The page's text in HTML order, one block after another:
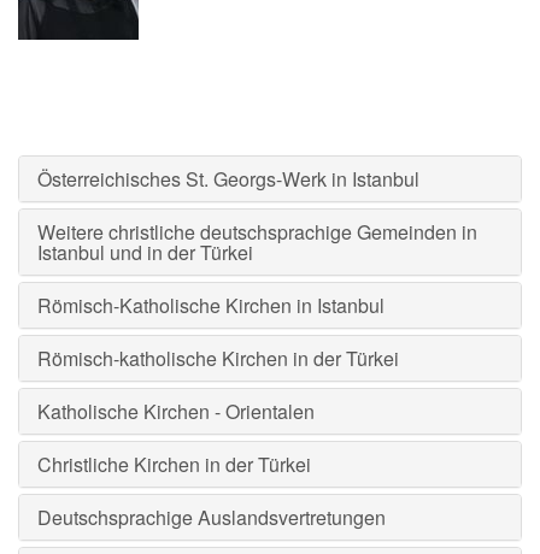
Österreichisches St. Georgs-Werk in Istanbul
Weitere christliche deutschsprachige Gemeinden in
Istanbul und in der Türkei
Römisch-Katholische Kirchen in Istanbul
Römisch-katholische Kirchen in der Türkei
Katholische Kirchen - Orientalen
Christliche Kirchen in der Türkei
Deutschsprachige Auslandsvertretungen